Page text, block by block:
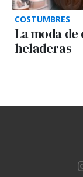
COSTUMBRES
La moda
heladeras